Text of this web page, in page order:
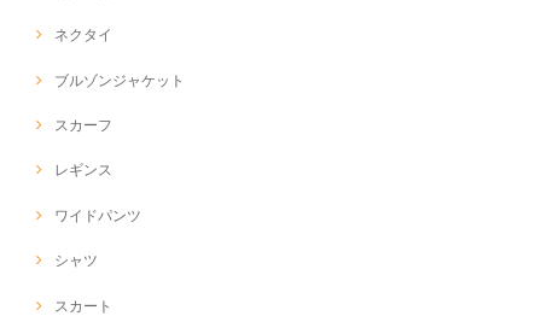
ネクタイ
ブルゾンジャケット
スカーフ
レギンス
ワイドパンツ
シャツ
スカート